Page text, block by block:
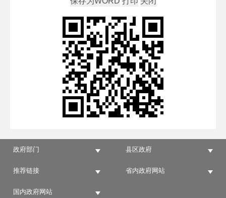
政府部门 县区政府
推荐链接 省内政府网站
国内政府网站